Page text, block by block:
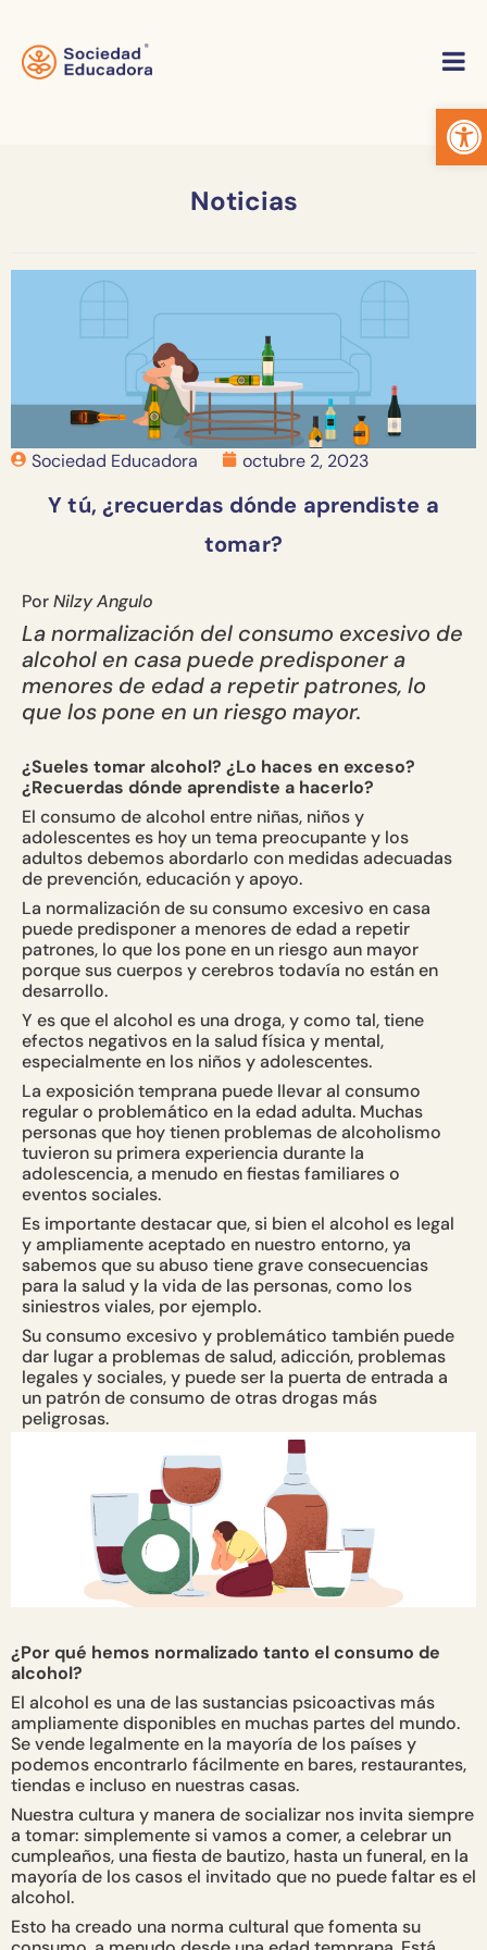
Noticias
Sociedad Educadora octubre 2, 2023
Y tú, ¿recuerdas dónde aprendiste a
tomar?
PorNilzy Angulo
La normalización del consumo excesivo de
alcohol en casa puede predisponer a
menores de edad a repetir patrones, lo
que los pone en un riesgo mayor.
¿Sueles tomar alcohol? ¿Lo haces en exceso?
¿Recuerdas dónde aprendiste a hacerlo?
El consumo de alcohol entre niñas, niños y
adolescentes es hoy un tema preocupante y los
adultos debemos abordarlo con medidas adecuadas
de prevención, educación y apoyo.
La normalización de su consumo excesivo en casa
puede predisponer a menores de edad a repetir
patrones, lo que los pone en un riesgo aun mayor
porque sus cuerpos y cerebros todavía no están en
desarrollo.
Y es que el alcohol es una droga, y como tal, tiene
efectos negativos en la salud física y mental,
especialmente en los niños y adolescentes.
La exposición temprana puede llevar al consumo
regular o problemático en la edad adulta. Muchas
personas que hoy tienen problemas de alcoholismo
tuvieron su primera experiencia durante la
adolescencia, a menudo en fiestas familiares o
eventos sociales.
Es importante destacar que, si bien el alcohol es legal
y ampliamente aceptado en nuestro entorno, ya
sabemos que su abuso tiene grave consecuencias
para la salud y la vida de las personas, como los
siniestros viales, por ejemplo.
Su consumo excesivo y problemático también puede
dar lugar a problemas de salud, adicción, problemas
legales y sociales, y puede ser la puerta de entrada a
un patrón de consumo de otras drogas más
peligrosas.
¿Por qué hemos normalizado tanto el consumo de
alcohol?
El alcohol es una de las sustancias psicoactivas más
ampliamente disponibles en muchas partes del mundo.
Se vende legalmente en la mayoría de los países y
podemos encontrarlo fácilmente en bares, restaurantes,
tiendas e incluso en nuestras casas.
Nuestra cultura y manera de socializar nos invita siempre
a tomar: simplemente si vamos a comer, a celebrar un
cumpleaños, una fiesta de bautizo, hasta un funeral, en la
mayoría de los casos el invitado que no puede faltar es el
alcohol.
Esto ha creado una norma cultural que fomenta su